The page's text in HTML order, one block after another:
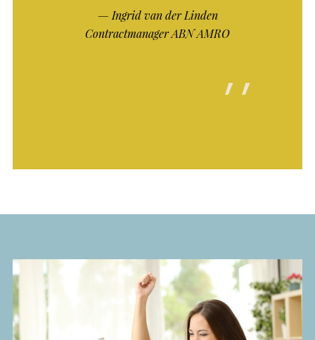
Ingrid van der Linden
Contractmanager ABN AMRO